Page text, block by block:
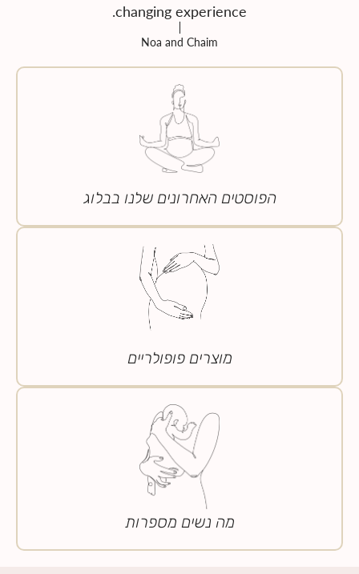
changing experience.
Noa and Chaim
הפוסטים האחרונים שלנו בבלוג
מוצרים פופולריים
מה נשים מספרות